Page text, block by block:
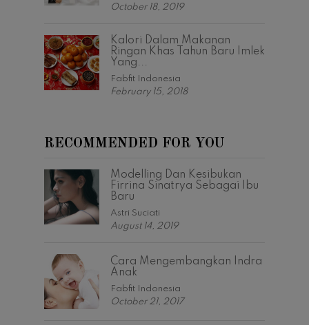
October 18, 2019
Kalori Dalam Makanan
Ringan Khas Tahun Baru Imlek
Yang...
Fabfit Indonesia
February 15, 2018
RECOMMENDED FOR YOU
Modelling Dan Kesibukan
Firrina Sinatrya Sebagai Ibu
Baru
Astri Suciati
August 14, 2019
Cara Mengembangkan Indra
Anak
Fabfit Indonesia
October 21, 2017